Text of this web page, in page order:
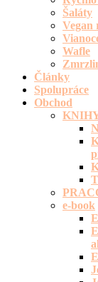
Šaláty
Vegan
Wafle
Články
Spolupráce
Obchod
e-book